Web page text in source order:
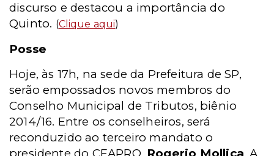
discurso e destacou a importância do
Quinto. (Clique aqui)
Posse
Hoje, às 17h, na sede da Prefeitura de SP,
serão empossados novos membros do
Conselho Municipal de Tributos, biênio
2014/16. Entre os conselheiros, será
reconduzido ao terceiro mandato o